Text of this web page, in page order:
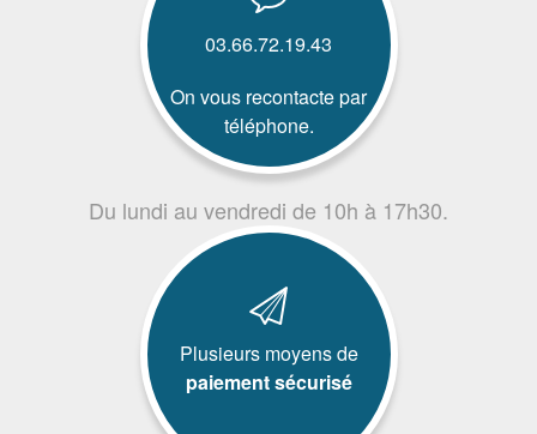
03.66.72.19.43
On vous recontacte par
téléphone.
Du lundi au vendredi de 10h à 17h30.
Plusieurs moyens de
paiement sécurisé